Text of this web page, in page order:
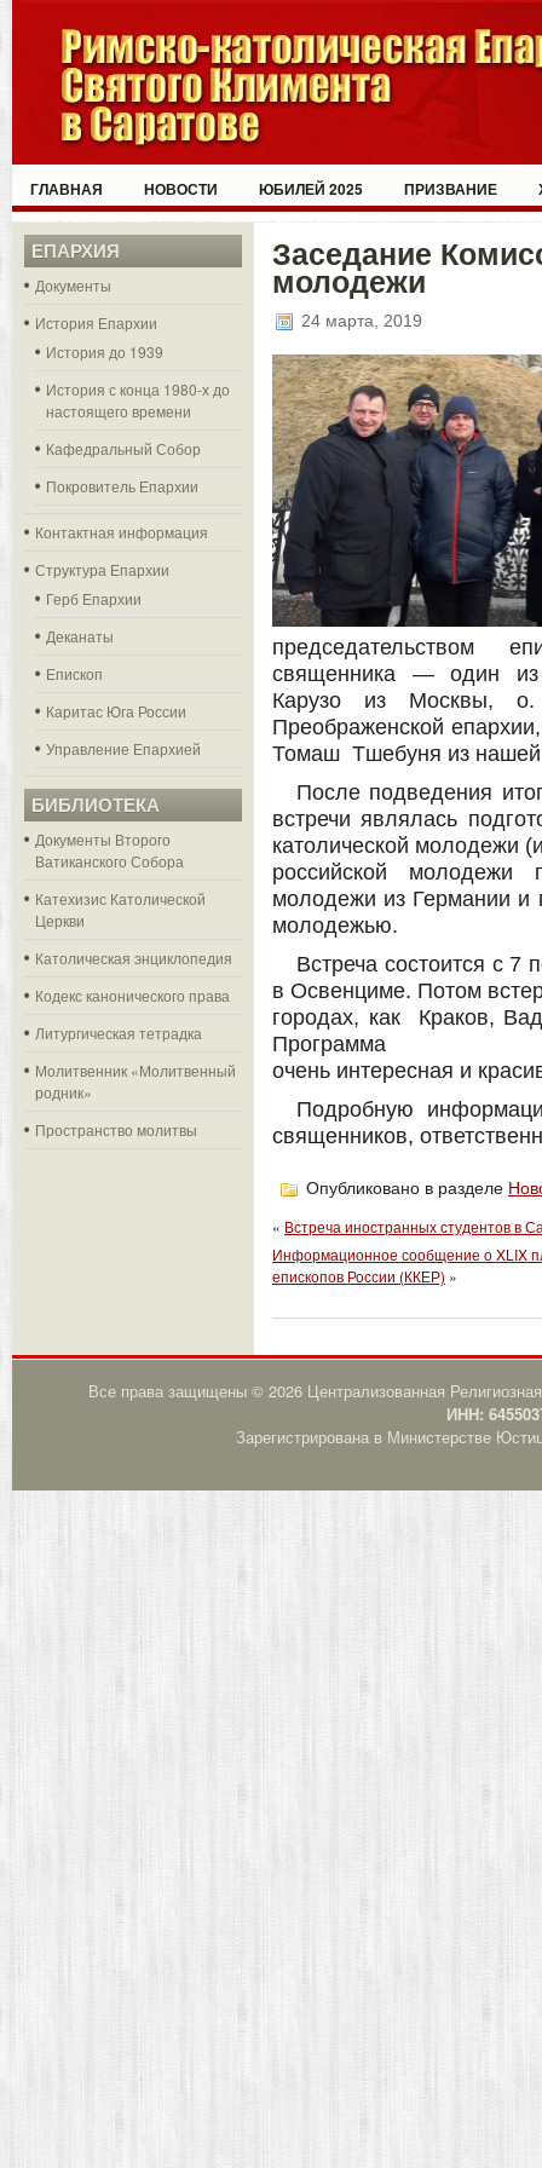
ГЛАВНАЯ НОВОСТИ ЮБИЛЕЙ 2025 ПРИЗВАНИЕ
ЕПАРХИЯ
Документы
История Епархии
История до 1939
История с конца 1980-х до
настоящего времени
Кафедральный Собор
Покровитель Епархии
Контактная информация
Структура Епархии
Герб Епархии
Деканаты
Епископ
Каритас Юга России
Управление Епархией
БИБЛИОТЕКА
Документы Второго
Ватиканского Собора
Катехизис Католической
Церкви
Католическая энциклопедия
Кодекс канонического права
Литургическая тетрадка
Молитвенник «Молитвенный
родник»
Пространство молитвы
Заседание
молодежи
24 марта, 2019
председательством
священника — один
Карузо из Москвы,
Преображенской
Томаш Тшебуня из
После подведения
встречи являлась
католической молодежи
российской
молодежи из Германии и
молодежью.
Встреча состоится с 7
в Освенциме. Потом
городах, как Краков,
Программа
очень интересная и
Подробную
священников,
Опубликовано в разделе
« Встреча иностранных студентов в
Информационное сообщение о XLIX
епископов России (ККЕР) »
Все права защищены © 2026 Централизованная
ИНН:
Зарегистрирована в Министерстве